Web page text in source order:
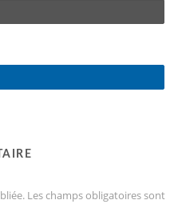
Les champs obligatoires sont